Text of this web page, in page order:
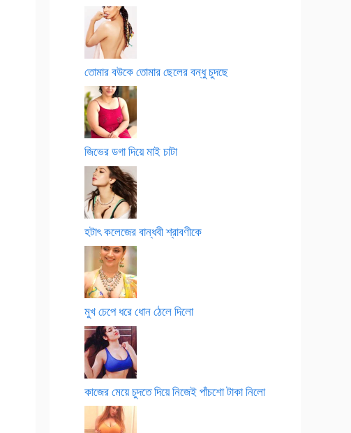
তোমার বউকে তোমার ছেলের বন্ধু চুদছে
জিভের ডগা দিয়ে মাই চাটা
হটাৎ কলেজের বান্ধবী শ্রাবণীকে
মুখ চেপে ধরে ধোন ঠেলে দিলো
কাজের মেয়ে চুদতে দিয়ে নিজেই পাঁচশো টাকা নিলো